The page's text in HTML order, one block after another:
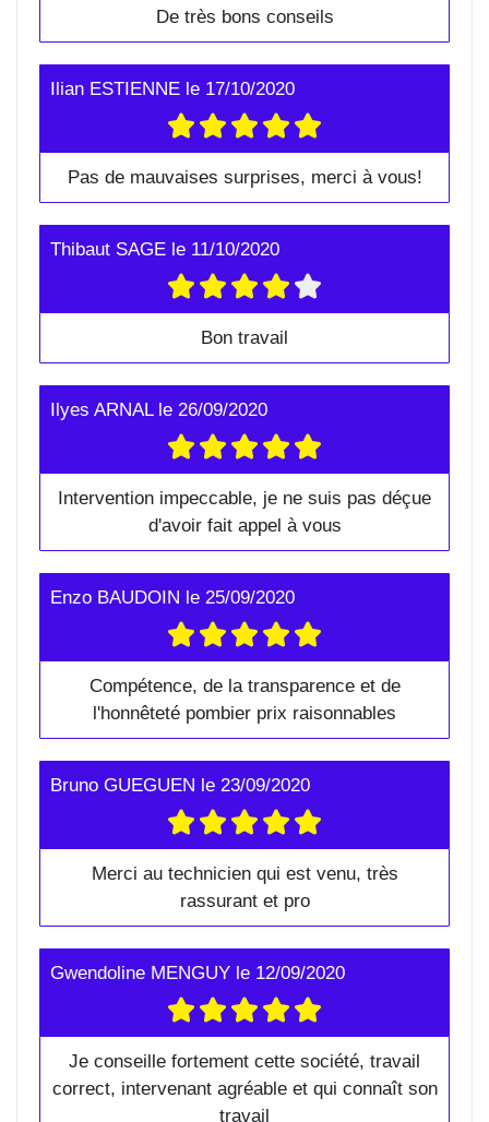
De très bons conseils
Ilian ESTIENNE le 17/10/2020
Pas de mauvaises surprises, merci à vous!
Thibaut SAGE le 11/10/2020
Bon travail
Ilyes ARNALle 26/09/2020
Intervention impeccable, je ne suis pas déçue
d'avoir fait appel à vous
Enzo BAUDOIN le 25/09/2020
Compétence, de la transparence et de
l'honnêteté pombier prix raisonnables
Bruno GUEGUEN le 23/09/2020
Merci au technicien qui est venu, très
rassurant et pro
Gwendoline MENGUY le 12/09/2020
Je conseille fortement cette société, travail
correct, intervenant agréable et qui connaît son
travail